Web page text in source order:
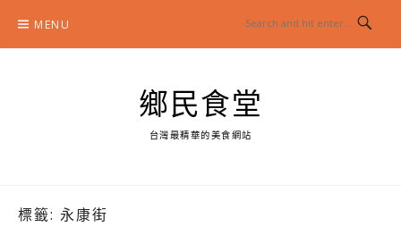
content
MENU
鄉民食堂
台灣最精華的美食網站
標籤: 永康街